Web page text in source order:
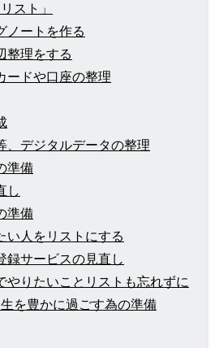
スト」
ノートを作る
整理をする
ードや口座の整理
、デジタルデータの整理
準備
し
準備
い人をリストにする
録サービスの見直し
やりたいことリストも忘れずに
を豊かに過ごす為の準備